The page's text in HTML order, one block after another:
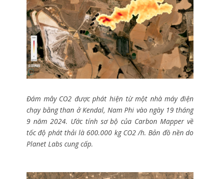
Đám mây CO2 được phát hiện từ một nhà máy điện
chạy bằng than ở Kendal, Nam Phi vào ngày 19 tháng
9 năm 2024. Ước tính sơ bộ của Carbon Mapper về
tốc độ phát thải là 600.000 kg CO2 /h. Bản đồ nền do
Planet Labs cung cấp.